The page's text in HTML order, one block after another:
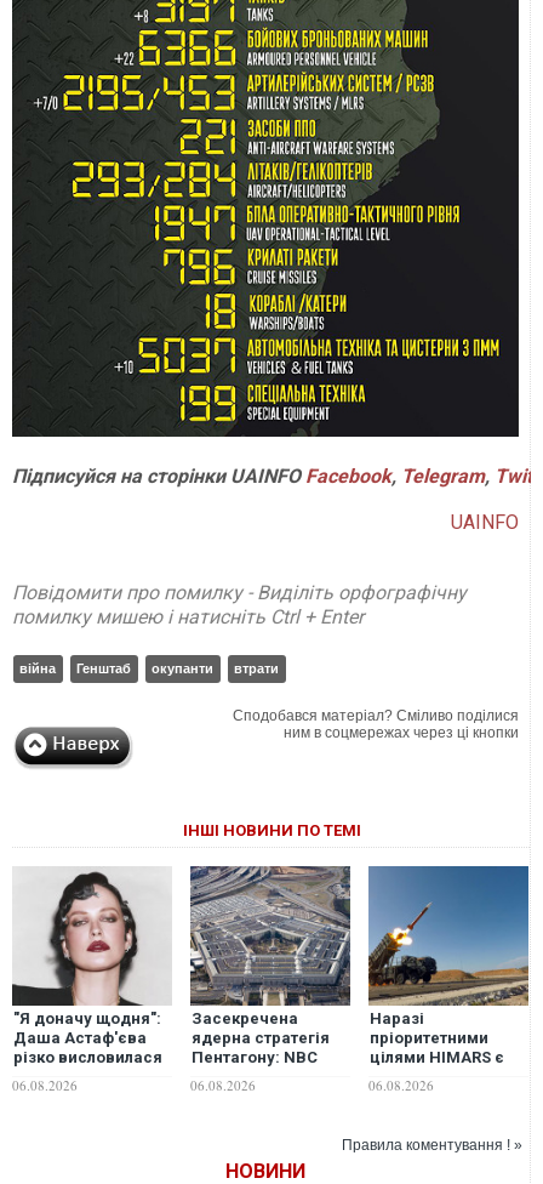
Підписуйся на сторінки UAINFO Facebook, Telegram,
UAINFO
Повідомити про помилку - Виділіть орфографічну
помилку мишею і натисніть Ctrl + Enter
війна Генштаб окупанти втрати
Сподобався матеріал? Сміливо поділися
ним в соцмережах через ці кнопки
ІНШІ НОВИНИ ПО ТЕМІ
"Я доначу щодня":
Даша Астаф'єва
різко висловилася
забули про війну
06.08.2026
Засекречена
ядерна стратегія
Пентагону: NBC
можливий
06.08.2026
Наразі
пріоритетними
цілями HIMARS є
гармати росіян, -
06.08.2026
Правила коментування ! »
НОВИНИ